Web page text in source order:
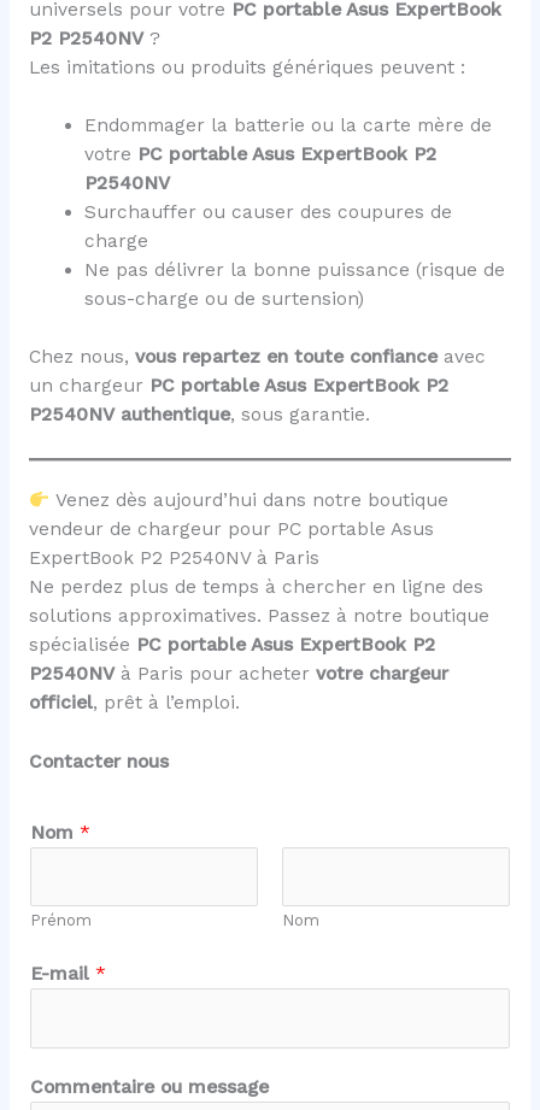
universels pour votre PC portable Asus ExpertBook
P2 P2540NV?
Les imitations ou produits génériques peuvent :
Endommager la batterie ou la carte mère de
votre PC portable Asus ExpertBook P2
P2540NV
Surchauffer ou causer des coupures de
charge
Ne pas délivrer la bonne puissance (risque de
sous-charge ou de surtension)
Chez nous, vous repartez en toute confianceavec
un chargeur PC portable Asus ExpertBook P2
P2540NV authentique, sous garantie.
Venez dès aujourd’hui dans notre boutique
vendeur de chargeur pour PC portable Asus
ExpertBook P2 P2540NV à Paris
Ne perdez plus de temps à chercher en ligne des
solutions approximatives. Passez à notre boutique
spécialisée PC portable Asus ExpertBook P2
P2540NVà Paris pour acheter votre chargeur
officiel, prêt à l’emploi.
Contacter nous
Nom *
Prénom Nom
E-mail *
o
Commentaire ou message